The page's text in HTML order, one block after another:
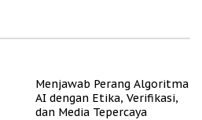
Menjawab Perang Algoritma
AI dengan Etika, Verifikasi,
dan Media Tepercaya